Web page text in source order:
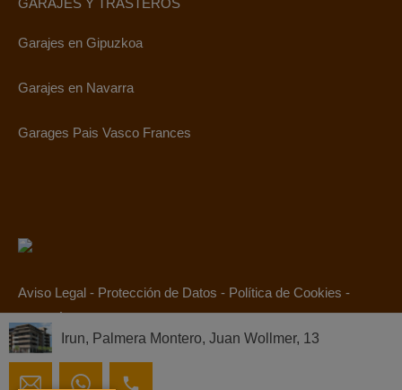
GARAJES Y TRASTEROS
Garajes en Gipuzkoa
Garajes en Navarra
Garages Pais Vasco Frances
Aviso Legal - Protección de Datos - Política de Cookies -
Canal Ético
© 2019. Todos los derechos reservados.
Irun, Palmera Montero, Juan Wollmer, 13